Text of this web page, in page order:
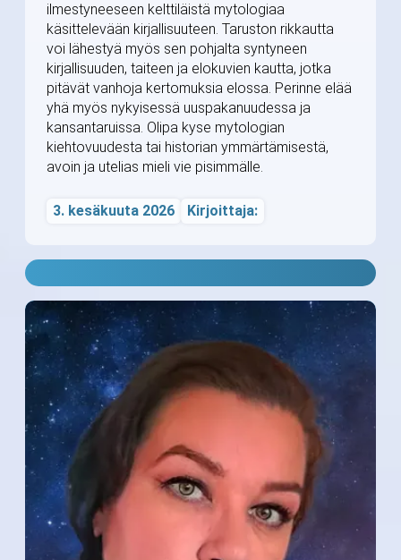
ilmestyneeseen kelttiläistä mytologiaa
käsittelevään kirjallisuuteen. Taruston rikkautta
voi lähestyä myös sen pohjalta syntyneen
kirjallisuuden, taiteen ja elokuvien kautta, jotka
pitävät vanhoja kertomuksia elossa. Perinne elää
yhä myös nykyisessä uuspakanuudessa ja
kansantaruissa. Olipa kyse mytologian
kiehtovuudesta tai historian ymmärtämisestä,
avoin ja utelias mieli vie pisimmälle.
3. kesäkuuta 2026 Kirjoittaja: